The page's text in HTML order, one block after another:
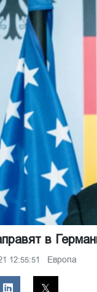
в
12:55:51 Европа